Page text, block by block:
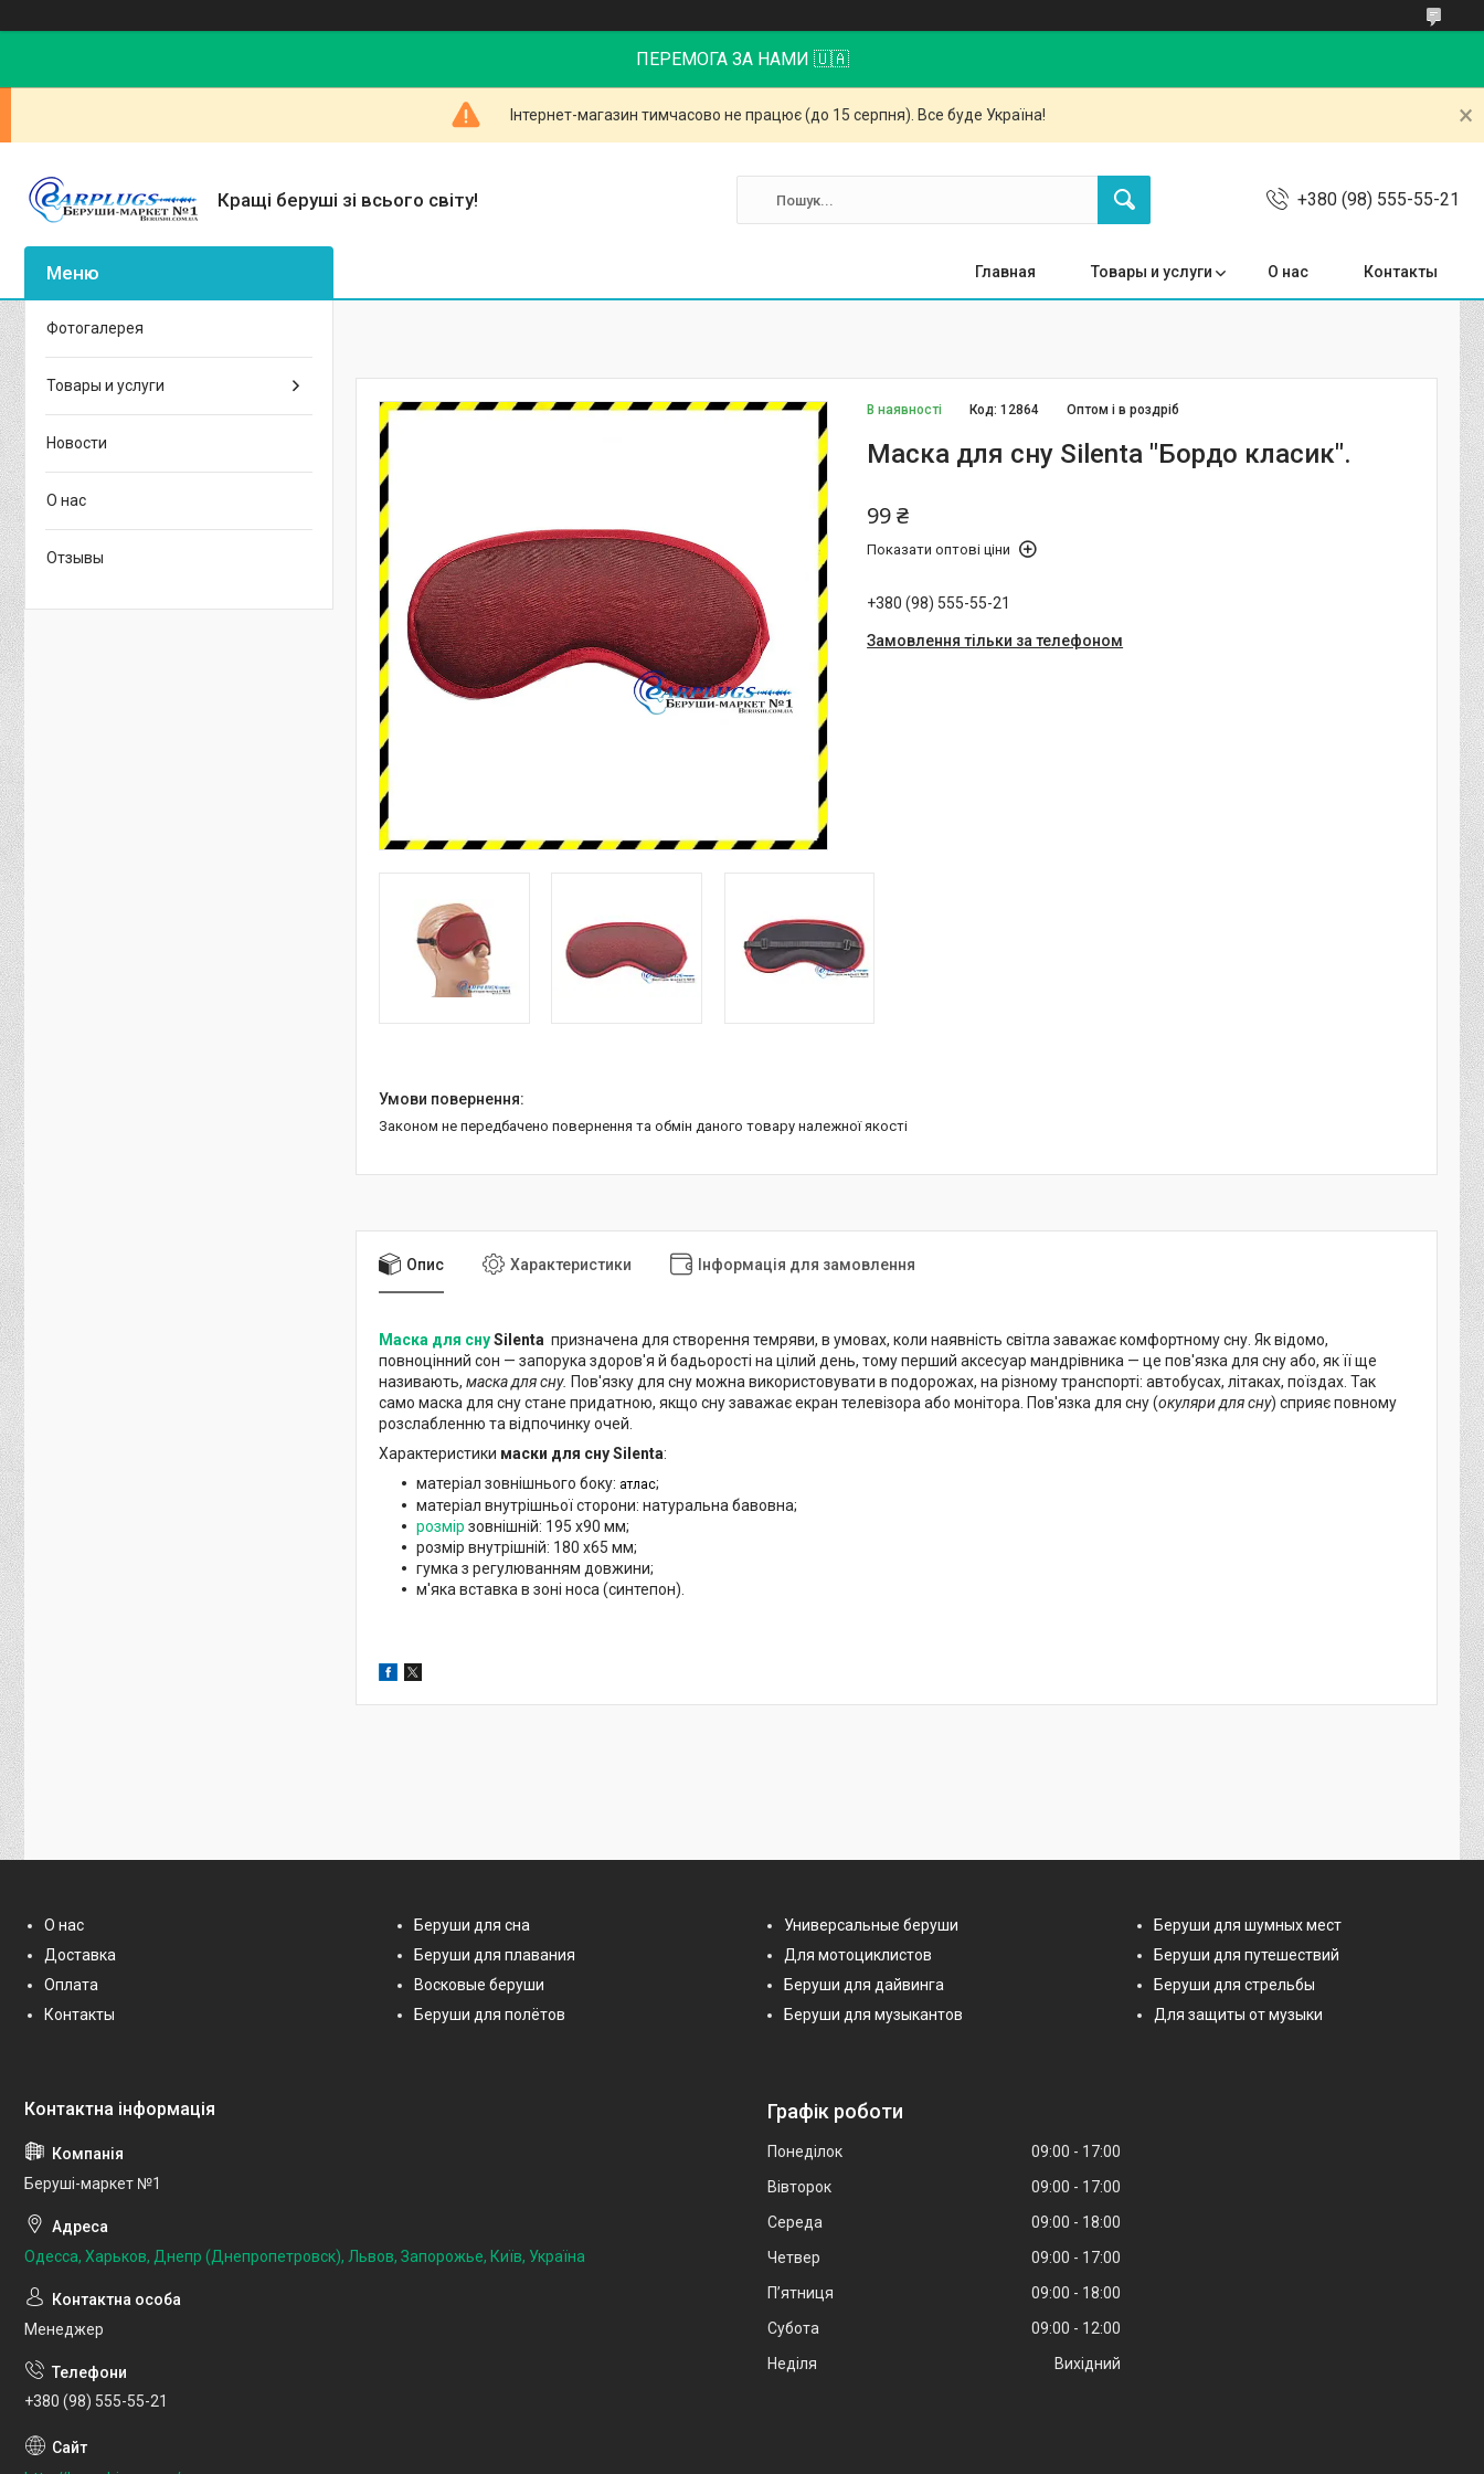
ПЕРЕМОГА ЗА НАМИ 🇺🇦
Інтернет-магазин тимчасово не працює (до 15 серпня). Все буде Україна!
Кращі беруші зі всього світу! +380 (98) 555-55-21
Главная Товары и услуги О нас Контакты
В наявності Оптом і в роздріб
Код:12864
Маска для сну Silenta "Бордо класик".
99 ₴
Показати оптові ціни
+380 (98) 555-55-21
Замовлення тільки за телефоном
Законом не передбачено повернення та обмін даного товару належної якості
Опис Характеристики Інформація для замовлення
Маска для снуSilenta призначена для створення темряви, в умовах, коли наявність світла заважає комфортному сну. Як відомо,
повноцінний сон — запорука здоров'я й бадьорості на цілий день, тому перший аксесуар мандрівника — це пов'язка для сну або, як її ще
називають, маска для сну. Пов'язку для сну можна використовувати в подорожах, на різному транспорті: автобусах, літаках, поїздах. Так
само маска для сну стане придатною, якщо сну заважає екран телевізора або монітора. Пов'язка для сну (окуляри для сну) сприяє повному
розслабленню та відпочинку очей.
Характеристики маски для сну Silenta:
матеріал зовнішнього боку: атлас;
матеріал внутрішньої сторони: натуральна бавовна;
розмір зовнішній: 195 x90 мм;
розмір внутрішній: 180 x65 мм;
гумка з регулюванням довжини;
м'яка вставка в зоні носа (синтепон).
Фотогалерея
Товары и услуги
Новости
О нас
Отзывы
О нас
Доставка
Оплата
Контакты
Беруши для сна
Беруши для плавания
Восковые беруши
Беруши для полётов
Универсальные беруши
Для мотоциклистов
Беруши для дайвинга
Беруши для музыкантов
Беруши для шумных мест
Беруши для путешествий
Беруши для стрельбы
Для защиты от музыки
Беруші-маркет №1
Одесса, Харьков, Днепр (Днепропетровск), Львов, Запорожье, Київ, Україна
Менеджер
+380 (98) 555-55-21
Графік роботи
Понеділок 09:00
17:00
Вівторок
09:00
17:00
Середа
09:00
18:00
Четвер
09:00
17:00
Пʼятниця
09:00
18:00
Субота
09:00
12:00
Неділя
Вихідний